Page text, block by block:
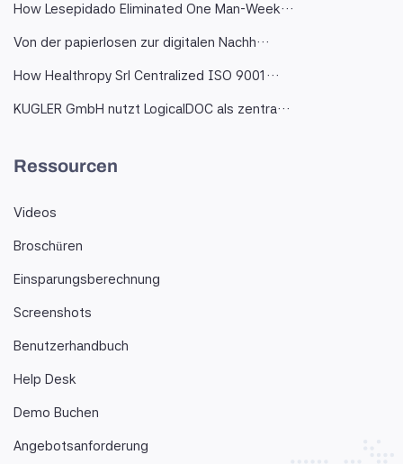
How Lesepidado Eliminated One Man-Week…
Von der papierlosen zur digitalen Nachh…
How Healthropy Srl Centralized ISO 9001…
KUGLER GmbH nutzt LogicalDOC als zentra…
Ressourcen
Videos
Broschüren
Einsparungsberechnung
Screenshots
Benutzerhandbuch
Help Desk
Demo Buchen
Angebotsanforderung